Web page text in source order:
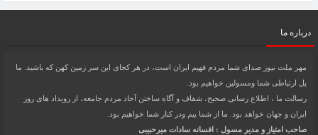
درباره ما
مهر ملت نیوز صدای شما مردم فهیم ایران است، در هر کجای این سر زمین کهن که باشید. ما
پل ارتباطی شما ومسولین خواهیم بود.
رسالت ما ، اطلاع رسانی صحیح، شفاف و آگاه ساختن آحاد مردم جامعه، از رویداد های روز
ایران و جهان خواهد بود. ما از شما ییم ودر کنار شما خواهیم بود.
صاحب امتیاز و مدیر مسول : افسانه سادات میرحبیبی